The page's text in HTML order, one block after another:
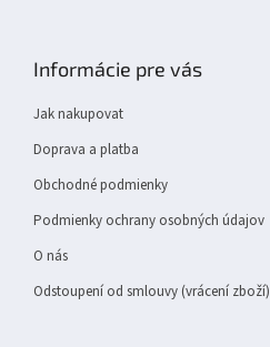
Informácie pre vás
Jak nakupovat
Doprava a platba
Obchodné podmienky
Podmienky ochrany osobných údajov
O nás
Odstoupení od smlouvy (vrácení zboží)